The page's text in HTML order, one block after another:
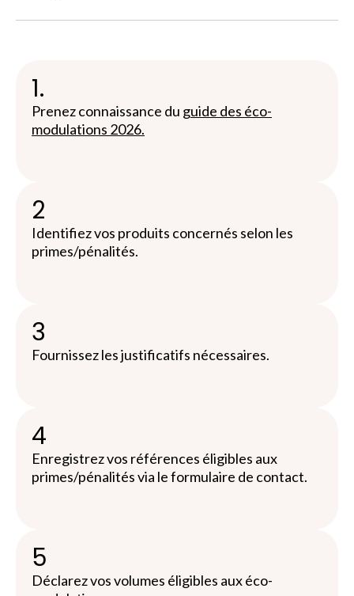
1.
Prenez connaissance du guide des éco-
modulations 2026.
2
Identifiez vos produits concernés selon les
primes/pénalités.
3
Fournissez les justificatifs nécessaires.
4
Enregistrez vos références éligibles aux
primes/pénalités via le formulaire de contact.
5
Déclarez vos volumes éligibles aux éco-